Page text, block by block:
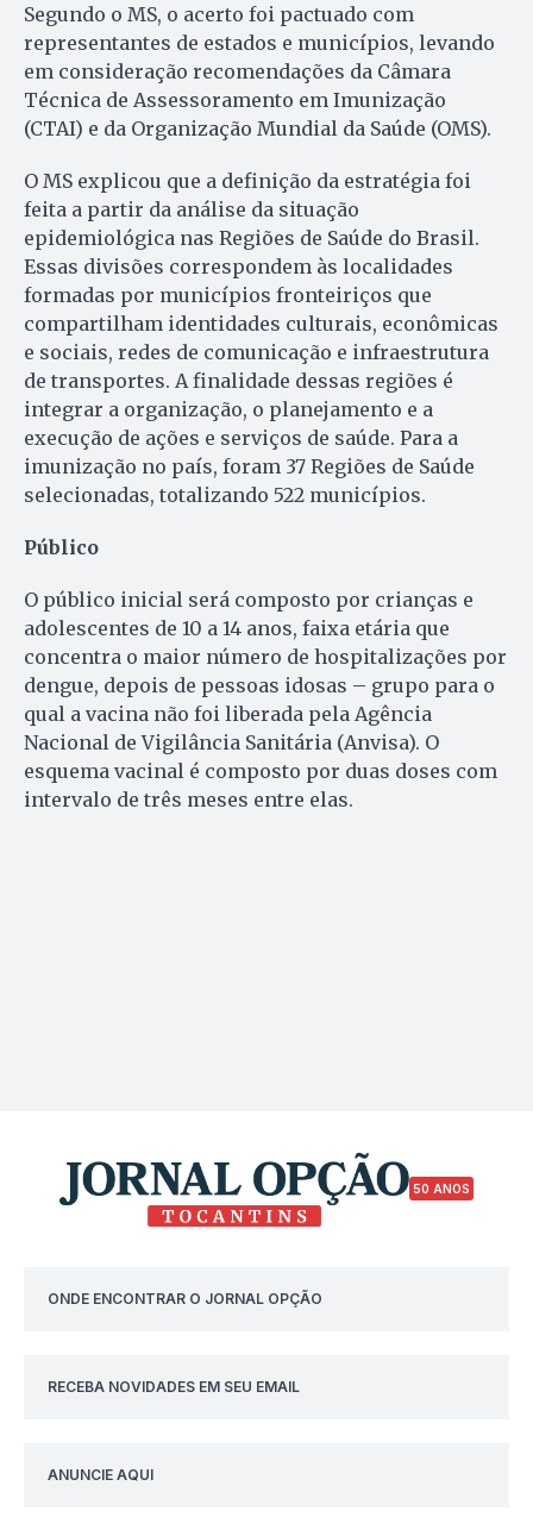
Segundo o MS, o acerto foi pactuado com
representantes de estados e municípios, levando
em consideração recomendações da Câmara
Técnica de Assessoramento em Imunização
(CTAI) e da Organização Mundial da Saúde (OMS).
O MS explicou que a definição da estratégia foi
feita a partir da análise da situação
epidemiológica nas Regiões de Saúde do Brasil.
Essas divisões correspondem às localidades
formadas por municípios fronteiriços que
compartilham identidades culturais, econômicas
e sociais, redes de comunicação e infraestrutura
de transportes. A finalidade dessas regiões é
integrar a organização, o planejamento e a
execução de ações e serviços de saúde. Para a
imunização no país, foram 37 Regiões de Saúde
selecionadas, totalizando 522 municípios.
Público
O público inicial será composto por crianças e
adolescentes de 10 a 14 anos, faixa etária que
concentra o maior número de hospitalizações por
dengue, depois de pessoas idosas – grupo para o
qual a vacina não foi liberada pela Agência
Nacional de Vigilância Sanitária (Anvisa). O
esquema vacinal é composto por duas doses com
intervalo de três meses entre elas.
50 ANOS
ONDE ENCONTRAR O JORNAL OPÇÃO
RECEBA NOVIDADES EM SEU EMAIL
ANUNCIE AQUI